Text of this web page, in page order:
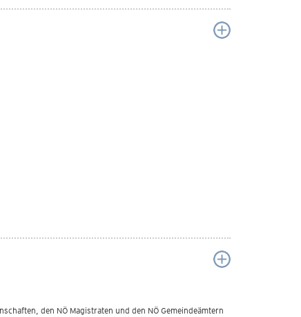
den NÖ Magistraten und den NÖ Gemeindeämtern